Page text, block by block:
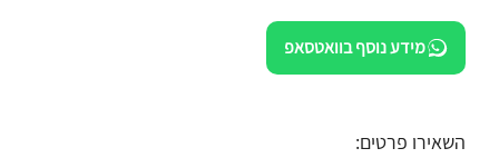
מידע נוסף בוואטסאפ
השאירו פרטים: